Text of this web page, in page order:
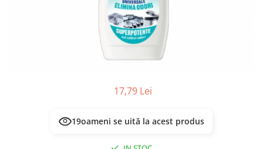
17,79 Lei
19oameni se uită la acest produs